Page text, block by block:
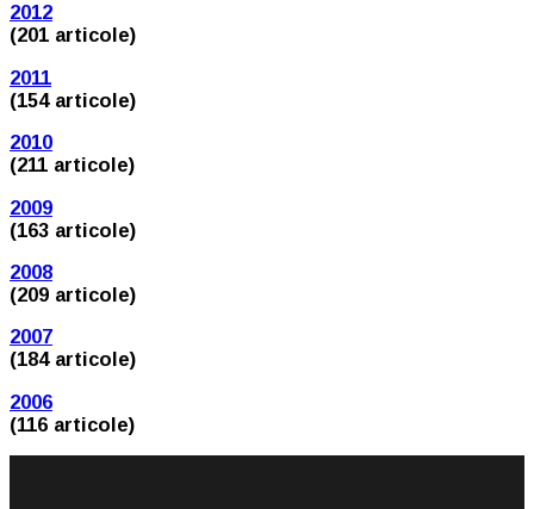
2012
(201 articole)
2011
(154 articole)
2010
(211 articole)
2009
(163 articole)
2008
(209 articole)
2007
(184 articole)
2006
(116 articole)